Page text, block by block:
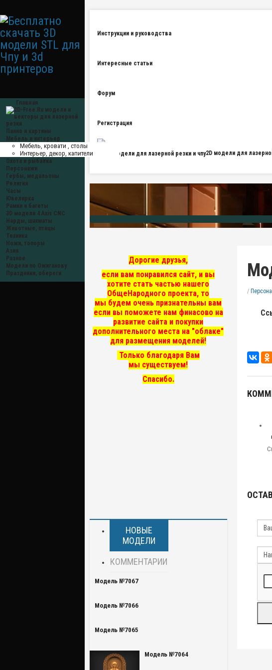
Главная
Панно и картины
Мебель и интерьер
Мебель, кровати , столы
Интерьер, декор, капители
Охота и рыбалка
Персонажи
Гербы, медальоны
Религия
Часы
Ювелирка
Рамки и багеты
3D модели 4 Axis CNC
Нарды, шахматы
Животные, птицы
Техника
Ножи, топоры
Азия
Разное
Модели по Ожиганову
Праздники, обереги
Инструкции и руководства
Интересные статьи
Форум
Регистрация
2D модели для
Дорогие друзья,
если вам понравился сайт, и вы
хотите стать частью нашего
ОбщеНародного проекта, то
мы будем очень признательны вам
если вы поможете нам финасово на
развитие сайта и покупки
дополнительного места на "облаке"
для размещения моделей!
Только благодаря Вам
мы существуем!
Спасибо.
НОВЫЕ
МОДЕЛИ
КОММЕНТАРИИ
Модель №7067
Модель №7066
Модель №7065
Модель №7064
/